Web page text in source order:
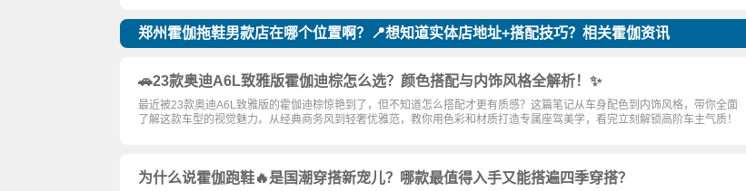
郑州霍伽拖鞋男款店在哪个位置啊？📍想知道实体店地址+搭配技巧？相关霍伽资讯
🚗23款奥迪A6L致雅版霍伽迪棕怎么选？颜色搭配与内饰风格全解析！✨
最近被23款奥迪A6L致雅版的霍伽迪棕惊艳到了，但不知道怎么搭配才更有质感？这篇笔记从车身配色到内饰风格，带你全面
了解这款车型的视觉魅力。从经典商务风到轻奢优雅范，教你用色彩和材质打造专属座驾美学，看完立刻解锁高阶车主气质！
为什么说霍伽跑鞋🔥是国潮穿搭新宠儿？哪款最值得入手又能搭遍四季穿搭？